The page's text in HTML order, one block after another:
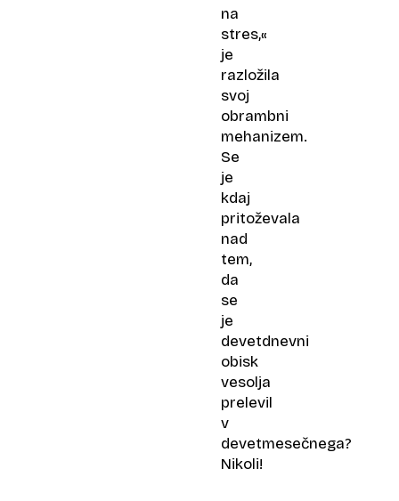
na
stres,«
je
razložila
svoj
obrambni
mehanizem.
Se
je
kdaj
pritoževala
nad
tem,
da
se
je
devetdnevni
obisk
vesolja
prelevil
v
devetmesečnega?
Nikoli!